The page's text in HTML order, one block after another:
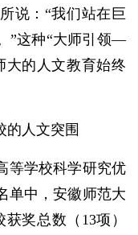
说：“我们站在巨
”这种“大师引领—
大的人文教育始终
的人文突围
等学校科学研究优
单中，安徽师范大
奖总数（13项）